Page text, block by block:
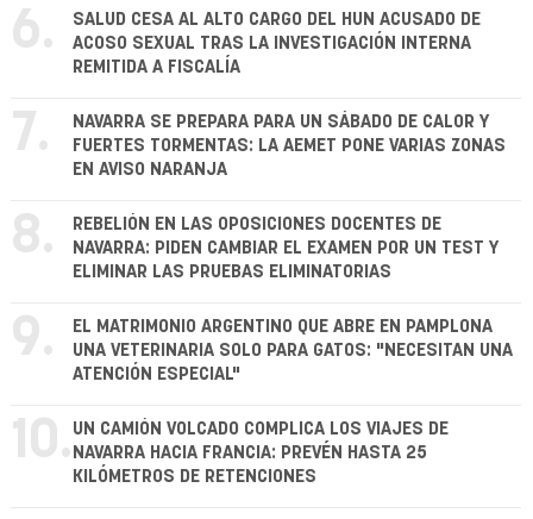
6.
SALUD CESA AL ALTO CARGO DEL HUN ACUSADO DE
ACOSO SEXUAL TRAS LA INVESTIGACIÓN INTERNA
REMITIDA A FISCALÍA
7.
NAVARRA SE PREPARA PARA UN SÁBADO DE CALOR Y
FUERTES TORMENTAS: LA AEMET PONE VARIAS ZONAS
EN AVISO NARANJA
8.
REBELIÓN EN LAS OPOSICIONES DOCENTES DE
NAVARRA: PIDEN CAMBIAR EL EXAMEN POR UN TEST Y
ELIMINAR LAS PRUEBAS ELIMINATORIAS
9.
EL MATRIMONIO ARGENTINO QUE ABRE EN PAMPLONA
UNA VETERINARIA SOLO PARA GATOS: "NECESITAN UNA
ATENCIÓN ESPECIAL"
10. UN CAMIÓN VOLCADO COMPLICA LOS VIAJES DE
NAVARRA HACIA FRANCIA: PREVÉN HASTA 25
KILÓMETROS DE RETENCIONES